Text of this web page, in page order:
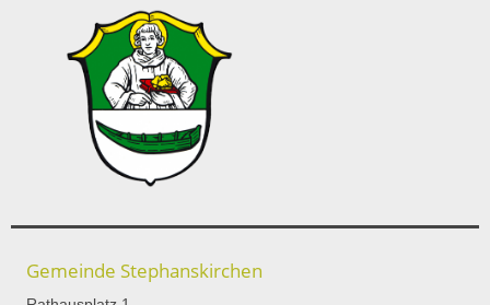
Gemeinde Stephanskirchen